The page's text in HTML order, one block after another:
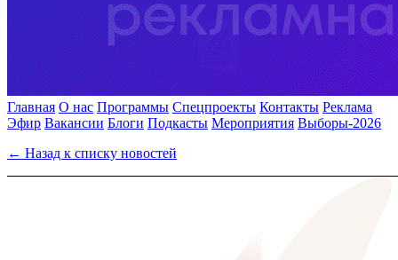
Главная О нас Программы Спецпроекты Контакты Реклама
Эфир Вакансии Блоги Подкасты Мероприятия Выборы-2026
← Назад к списку новостей